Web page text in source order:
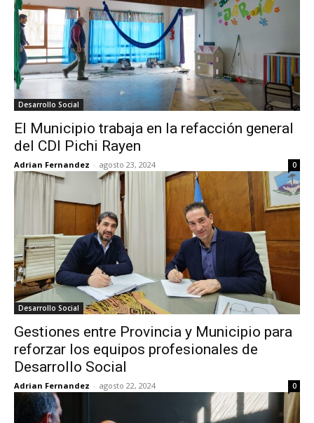
Desarrollo Social
El Municipio trabaja en la refacción general
del CDI Pichi Rayen
Adrian Fernandez - agosto 23, 2024 0
Desarrollo Social
Gestiones entre Provincia y Municipio para
reforzar los equipos profesionales de
Desarrollo Social
Adrian Fernandez - agosto 22, 2024 0